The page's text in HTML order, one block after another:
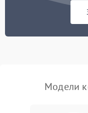
Модели